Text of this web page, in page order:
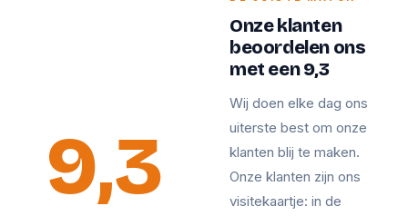
9,3
Onze klanten
beoordelen ons
met een 9,3
Wij doen elke dag ons
uiterste best om onze
klanten blij te maken.
Onze klanten zijn ons
visitekaartje: in de